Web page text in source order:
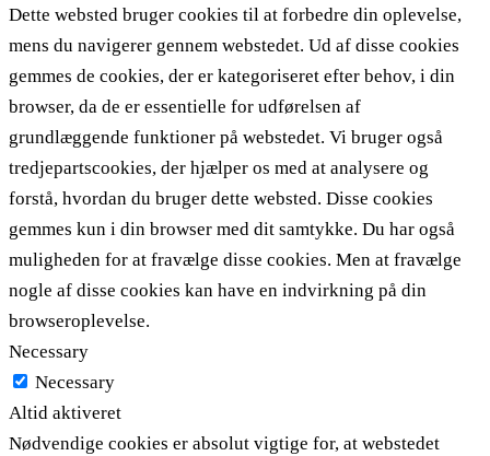
Dette websted bruger cookies til at forbedre din oplevelse,
mens du navigerer gennem webstedet. Ud af disse cookies
gemmes de cookies, der er kategoriseret efter behov, i din
browser, da de er essentielle for udførelsen af ​​
grundlæggende funktioner på webstedet. Vi bruger også
tredjepartscookies, der hjælper os med at analysere og
forstå, hvordan du bruger dette websted. Disse cookies
gemmes kun i din browser med dit samtykke. Du har også
muligheden for at fravælge disse cookies. Men at fravælge
nogle af disse cookies kan have en indvirkning på din
browseroplevelse.
Necessary
Necessary
Altid aktiveret
Nødvendige cookies er absolut vigtige for, at webstedet